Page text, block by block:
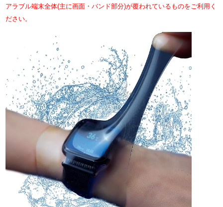
アラブル端末全体(主に画面・バンド部分)が覆われているものをご利用く
ださい。